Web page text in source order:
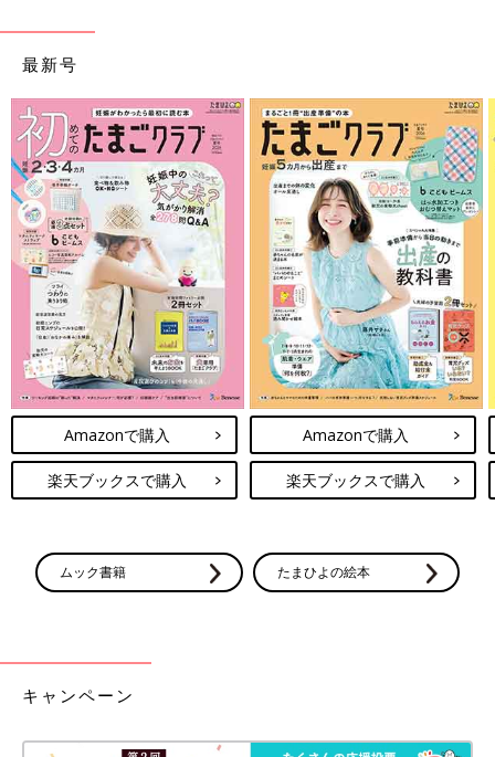
最新号
Amazonで購入
楽天ブックスで購入
Amazonで購入
楽天ブックスで購入
ムック書籍 たまひよの絵本
キャンペーン